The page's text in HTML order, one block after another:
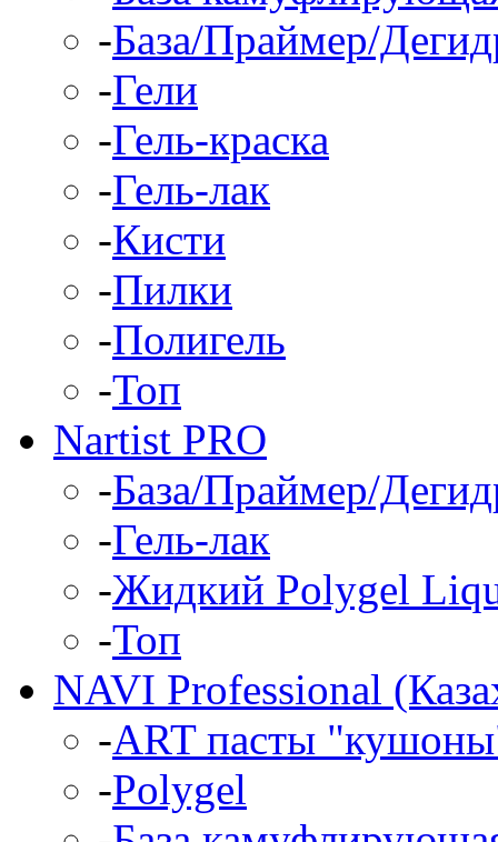
-База/Праймер/
-Гели
-Гель-краска
-Гель-лак
-Кисти
-Пилки
-Полигель
-Топ
Nartist PRO
-База/Праймер/
-Гель-лак
-Жидкий Polygel
-Топ
NAVI Professional
-ART пасты
-Polygel